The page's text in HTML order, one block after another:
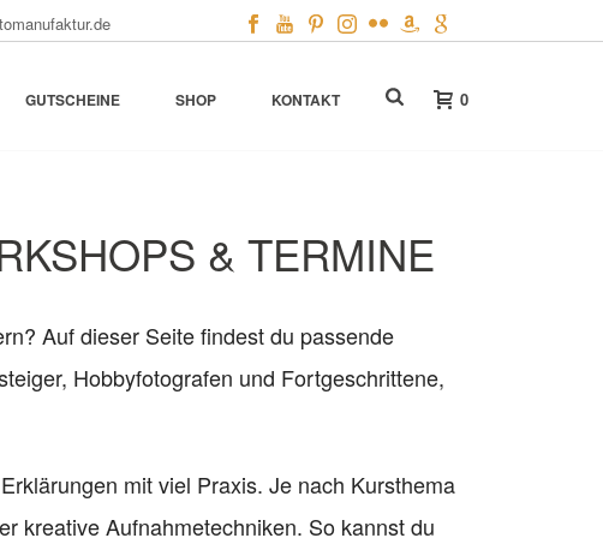
GUTSCHEINE SHOP KONTAKT 0
& TERMINE
Auf dieser Seite findest du passende
Hobbyfotografen und Fortgeschrittene,
mit viel Praxis. Je nach Kursthema
kreative Aufnahmetechniken. So kannst du